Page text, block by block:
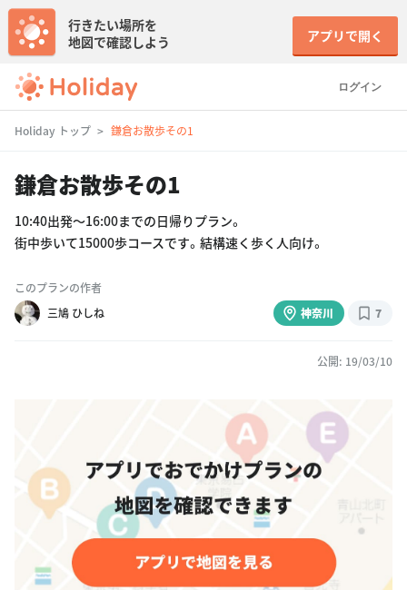
ログイン
行きたい場所を
地図で確認しよう
アプリで開く
Holiday トップ 鎌倉お散歩その1
鎌倉お散歩その1
10:40出発〜16:00までの日帰りプラン。
街中歩いて15000歩コースです。結構速く歩く人向け。
このプランの作者
三鳩 ひしね
神奈川 7
公開: 19/03/10